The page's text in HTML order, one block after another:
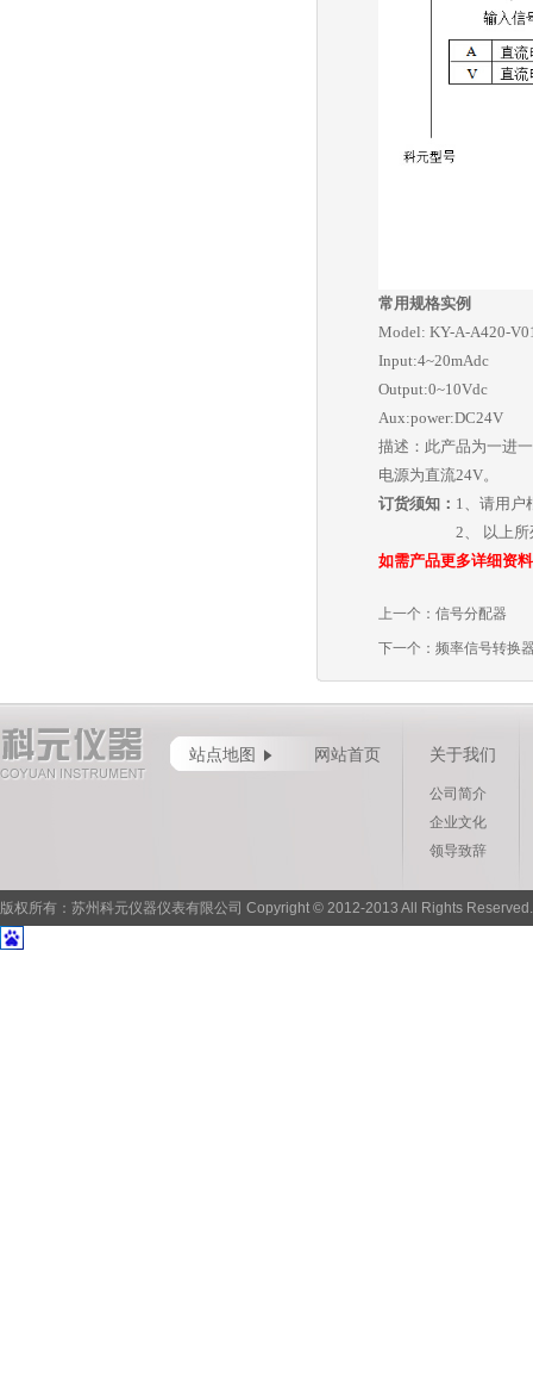
常用规格实例
Model: KY-A-A420-
Input:4~20mAdc
Output:0~10Vdc
Aux:power:DC24V
描述：此产品为一进
电源为直流24V。
订货须知： 1、请用户
2、 以上所列为
如需产品更多详细资
上一个： 信号分配器
下一个： 频率信号转换
站点地图 网站首页 关于我们
公司简介
企业文化
领导致辞
版权所有：苏州科元仪器仪表有限公司 Copyright © 2012-2013 All Rights Reserved.